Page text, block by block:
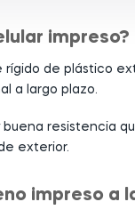
impreso?
rígido de plástico
a largo plazo.
buena resistencia
exterior.
impreso a